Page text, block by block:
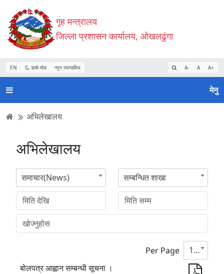
Accessibility
Mode
सुरु
गर्नुहोस्
सामाग्री
पढ्नुहाेस्
नेभिगेसन
पढ्नुहाेस्
वेबसाइट
खोजमा
जानुहोस्
गृह मन्त्रालय
जिल्ला प्रशासन कार्यालय, ओखलढुंगा
EN डार्क मोड न्यून व्यान्डविथ A- A A+
मेनु
अभिलेखालय
अभिलेखालय
समाचार(News) सम्बन्धित शाखा
Per Page
10
बोलपत्र आह्वान सम्बन्धी सूचना ।